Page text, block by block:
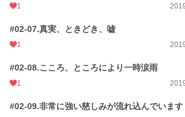
1
#02-07.真実、ときどき、嘘
1
#02-08.こころ、ところにより一時涙雨
1
#02-09.非常に強い慈しみが流れ込んでいます